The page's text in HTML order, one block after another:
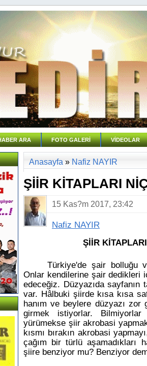
ARA FOTO GALERİ VİDEOLAR
Anasayfa » Nafiz NAYIR
ŞİİR KİTAPLARI
15 Kas?m 2017, 23:42
Nafiz NAYIR
ŞİİR
Türkiye'de şair bolluğu
Onlar kendilerine şair dedikleri
edeceğiz. Düzyazıda sayfanın
var. Hâlbuki şiirde kısa kısa
hanım ve beylere düzyazı
girmek istiyorlar.
yürümekse şiir akrobasi
kısmı bırakın akrobasi
çağım bir türlü aşamadıkları
şiire benziyor mu? Benziyor